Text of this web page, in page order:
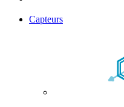
Capteurs